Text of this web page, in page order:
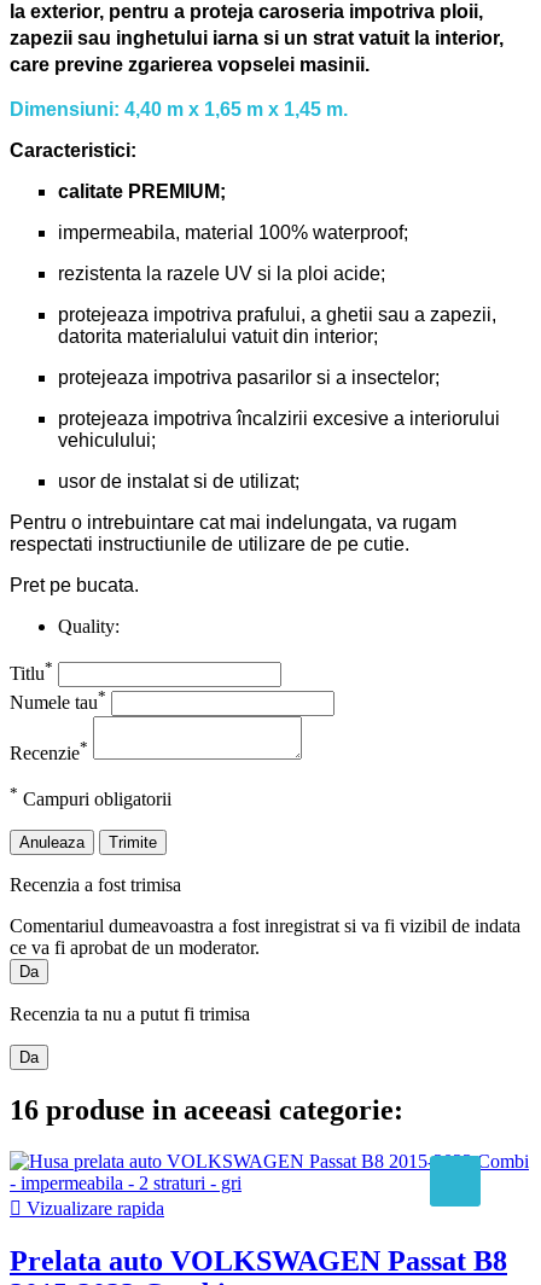
la exterior, pentru a proteja caroseria impotriva ploii,
zapezii sau inghetului iarna si un strat vatuit la interior,
care previne zgarierea vopselei masinii.
Dimensiuni: 4,40 m x 1,65 m x 1,45 m.
Caracteristici:
calitate PREMIUM;
impermeabila, material 100% waterproof;
rezistenta la razele UV si la ploi acide;
protejeaza impotriva prafului, a ghetii sau a zapezii,
datorita materialului vatuit din interior;
protejeaza impotriva pasarilor si a insectelor;
protejeaza impotriva încalzirii excesive a interiorului
vehiculului;
usor de instalat si de utilizat;
Pentru o intrebuintare cat mai indelungata, va rugam
respectati instructiunile de utilizare de pe cutie.
Pret pe bucata.
Quality:
Titlu*
Numele tau*
Recenzie*
* Campuri obligatorii
Anuleaza Trimite
Recenzia a fost trimisa
Comentariul dumeavoastra a fost inregistrat si va fi vizibil de indata
ce va fi aprobat de un moderator.
Da
Recenzia ta nu a putut fi trimisa
Da
16 produse in aceeasi categorie:
 Vizualizare rapida
Prelata auto VOLKSWAGEN Passat B8